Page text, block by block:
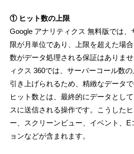
① ヒット数の上限
Google アナリティクス 無料版では
限が月単位であり、上限を超えた場
数がデータ処理される保証はありま
ィクス 360では、サーバーコール数
引き上げられるため、精緻なデータ
ヒット数とは、最終的にデータとし
スに送信される操作です。こうした
ー、スクリーンビュー、イベント、E
ョンなどが含まれます。